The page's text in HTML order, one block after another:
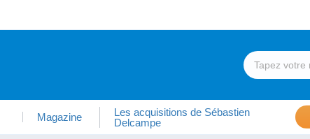
Magazine
Les acquisitions de Sébastien
Delcampe